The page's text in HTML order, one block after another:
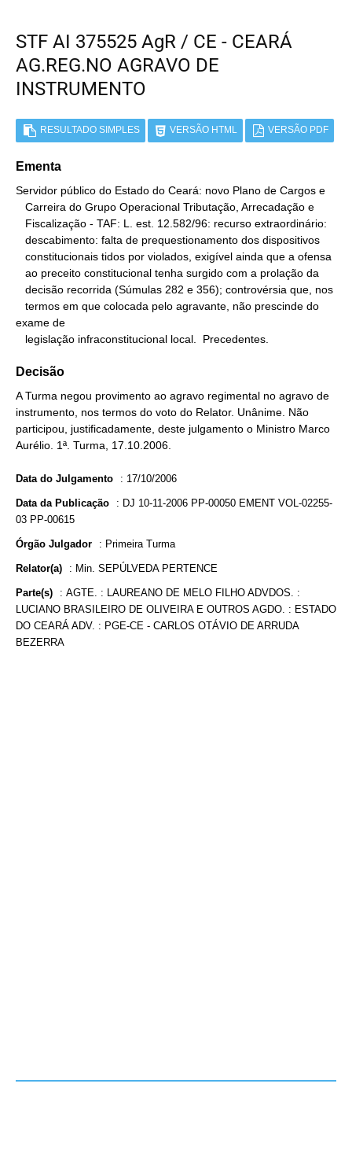
STF AI 375525 AgR / CE - CEARÁ
AG.REG.NO AGRAVO DE
INSTRUMENTO
RESULTADO SIMPLES VERSÃO HTML VERSÃO PDF
Ementa
Servidor público do Estado do Ceará: novo Plano de Cargos e
exame de
   legislação infraconstitucional local.  Precedentes.
Decisão
A Turma negou provimento ao agravo regimental no agravo de
instrumento, nos termos do voto do Relator. Unânime. Não
participou, justificadamente, deste julgamento o Ministro Marco
Aurélio. 1ª. Turma, 17.10.2006.
Data do Julgamento : 17/10/2006
Data da Publicação : DJ 10-11-2006 PP-00050 EMENT VOL-02255-
03 PP-00615
Órgão Julgador : Primeira Turma
Relator(a) : Min. SEPÚLVEDA PERTENCE
Parte(s) : AGTE. : LAUREANO DE MELO FILHO ADVDOS. :
LUCIANO BRASILEIRO DE OLIVEIRA E OUTROS AGDO. : ESTADO
DO CEARÁ ADV. : PGE-CE - CARLOS OTÁVIO DE ARRUDA
BEZERRA